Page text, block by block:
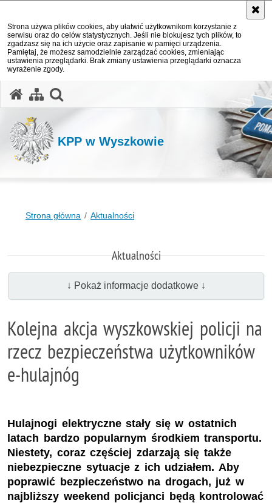
Strona używa plików cookies, aby ułatwić użytkownikom korzystanie z
serwisu oraz do celów statystycznych. Jeśli nie blokujesz tych plików, to
zgadzasz się na ich użycie oraz zapisanie w pamięci urządzenia.
Pamiętaj, że możesz samodzielnie zarządzać cookies, zmieniając
ustawienia przeglądarki. Brak zmiany ustawienia przeglądarki oznacza
wyrażenie zgody.
KPP w Wyszkowie
Strona główna Aktualności
Aktualności
↓ Pokaż informacje dodatkowe ↓
Kolejna akcja wyszkowskiej policji na
rzecz bezpieczeństwa użytkowników
e-hulajnóg
Hulajnogi elektryczne stały się w ostatnich
latach bardzo popularnym środkiem transportu.
Niestety, coraz częściej zdarzają się także
niebezpieczne sytuacje z ich udziałem. Aby
poprawić bezpieczeństwo na drogach, już w
najbliższy weekend policjanci będą kontrolować